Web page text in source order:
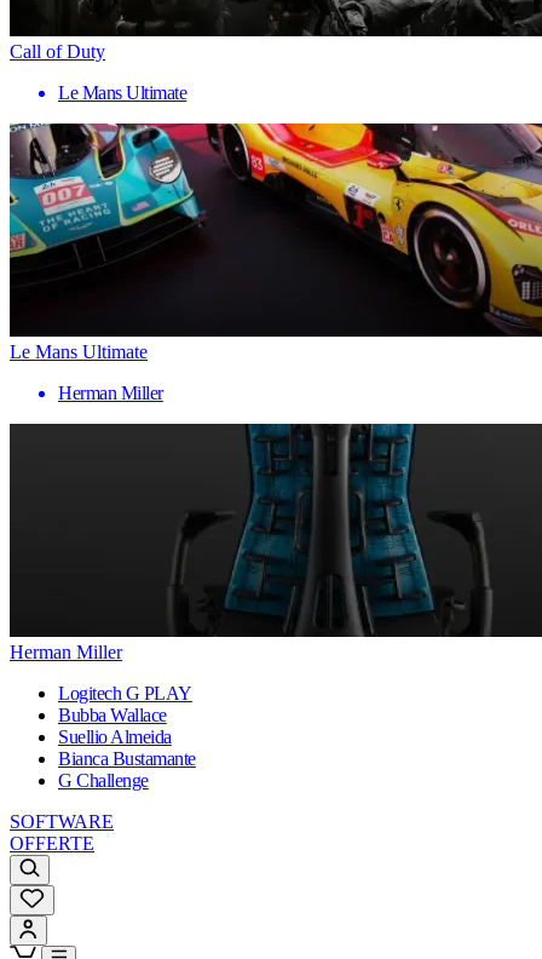
Call of Duty
Le Mans Ultimate
Le Mans Ultimate
Herman Miller
Herman Miller
Logitech G PLAY
Bubba Wallace
Suellio Almeida
Bianca Bustamante
G Challenge
SOFTWARE
OFFERTE